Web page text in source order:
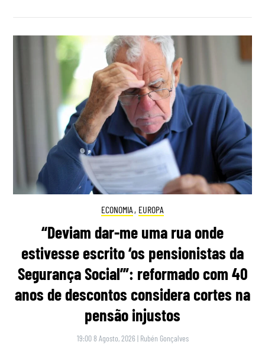
ECONOMIA , EUROPA
“Deviam dar-me uma rua onde
estivesse escrito ‘os pensionistas da
Segurança Social’”: reformado com 40
anos de descontos considera cortes na
pensão injustos
19:00 8 Agosto, 2026 | Rubén Gonçalves